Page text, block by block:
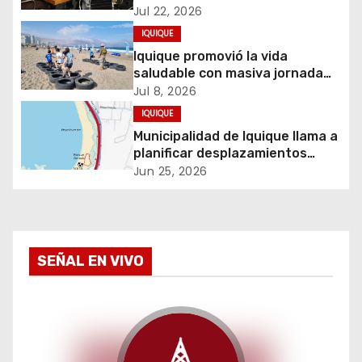
n
d
e
n
a
intercambio turístico que
impulse conexión aérea directa
Jul 22, 2026
IQUIQUE
Iquique promovió la vida
saludable con masiva jornada
de CrossFit familiar organizada
por SENDA Previene Iquique
Jul 8, 2026
IQUIQUE
Municipalidad de Iquique llama a
planificar desplazamientos
durante Iquique 5150 Triathlon
Jun 25, 2026
SEÑAL EN VIVO